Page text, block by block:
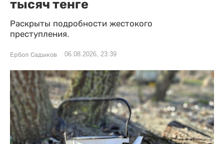
тысяч тенге
Раскрыты подробности жестокого
преступления.
Ербол Садыков 06.08.2026, 23:39